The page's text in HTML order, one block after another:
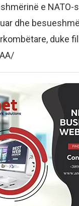
e NATO-
dhe
duke